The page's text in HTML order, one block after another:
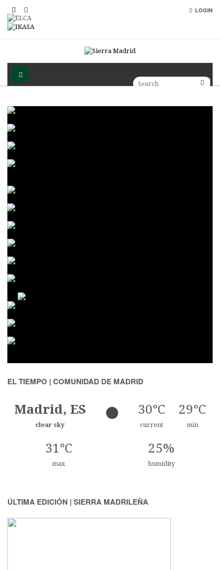
LOGIN
EL TIEMPO | COMUNIDAD DE MADRID
Madrid, ES
clear sky
30°C
current
29°C
min
31°C
max
25%
humidity
ÚLTIMA EDICIÓN | SIERRA MADRILEÑA